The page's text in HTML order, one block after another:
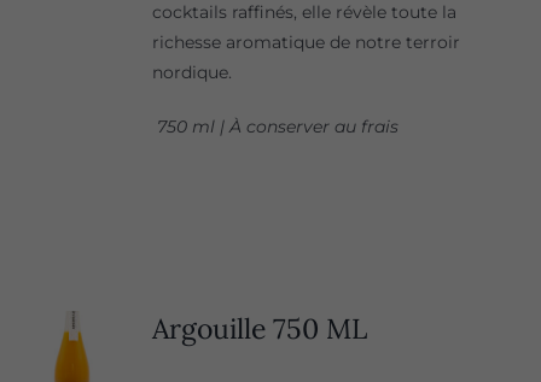
cocktails raffinés, elle révèle toute la
richesse aromatique de notre terroir
nordique.
750 ml | À conserver au frais
Argouille 750 ML